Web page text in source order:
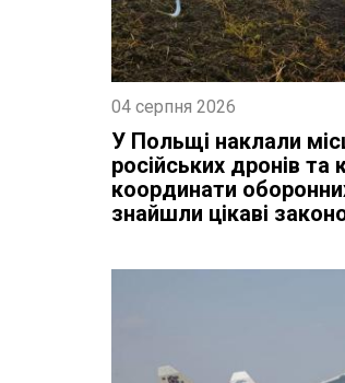
04 серпня 2026
У Польщі наклали
російських дронів та
координати
знайшли цікаві